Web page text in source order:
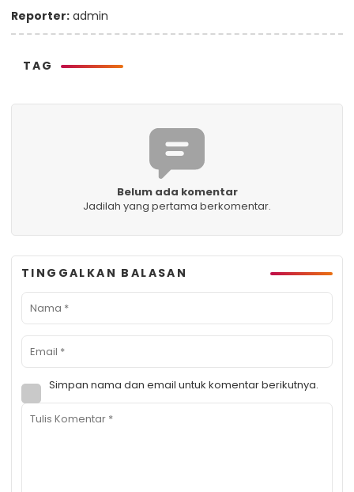
Reporter: admin
TAG
Belum ada komentar
Jadilah yang pertama berkomentar.
TINGGALKAN BALASAN
Simpan nama dan email untuk komentar berikutnya.